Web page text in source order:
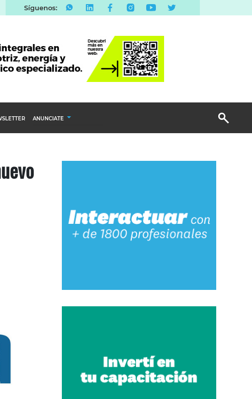
Síguenos:
ANUNCIATE
Email Marketing